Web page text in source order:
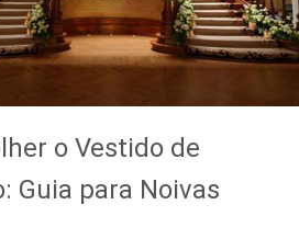
o Vestido de
Guia para Noivas